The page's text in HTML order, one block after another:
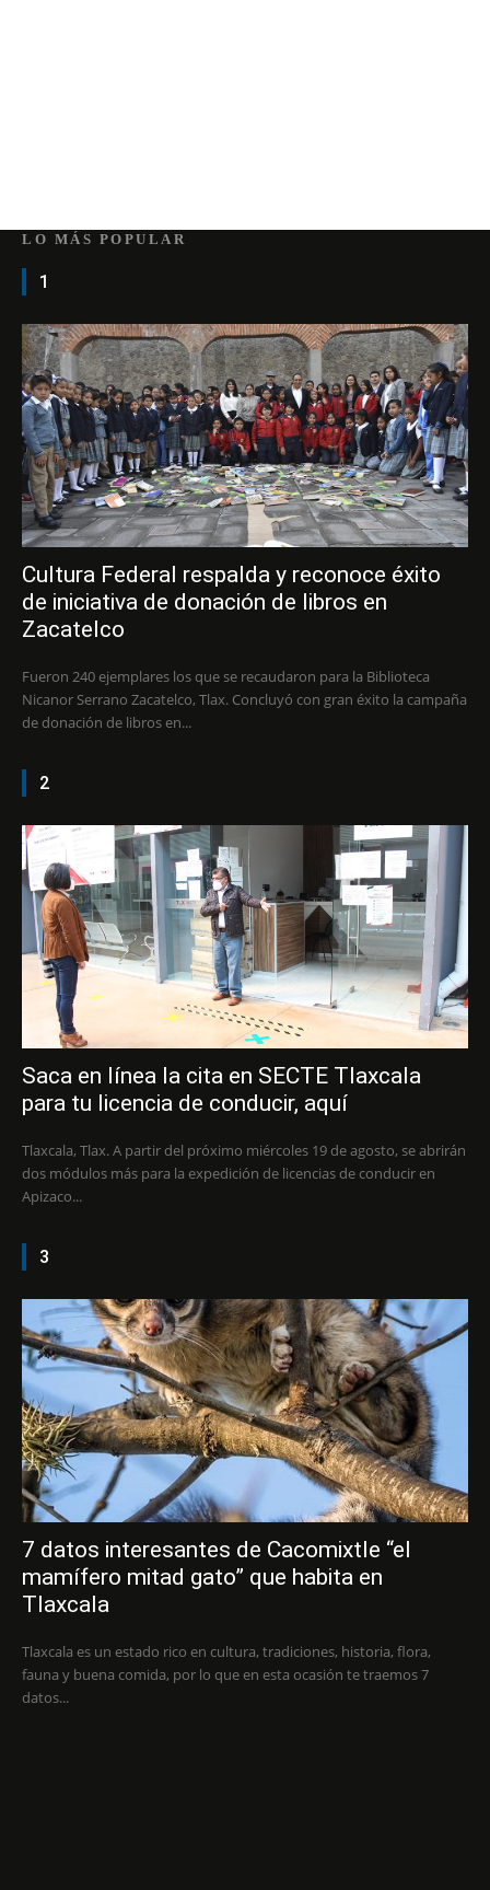
LO MÁS POPULAR
1
Cultura Federal respalda y reconoce éxito
de iniciativa de donación de libros en
Zacatelco
Fueron 240 ejemplares los que se recaudaron para la Biblioteca
Nicanor Serrano Zacatelco, Tlax. Concluyó con gran éxito la campaña
de donación de libros en...
2
Saca en línea la cita en SECTE Tlaxcala
para tu licencia de conducir, aquí
Tlaxcala, Tlax. A partir del próximo miércoles 19 de agosto, se abrirán
dos módulos más para la expedición de licencias de conducir en
Apizaco...
3
7 datos interesantes de Cacomixtle “el
mamífero mitad gato” que habita en
Tlaxcala
Tlaxcala es un estado rico en cultura, tradiciones, historia, flora,
fauna y buena comida, por lo que en esta ocasión te traemos 7
datos...